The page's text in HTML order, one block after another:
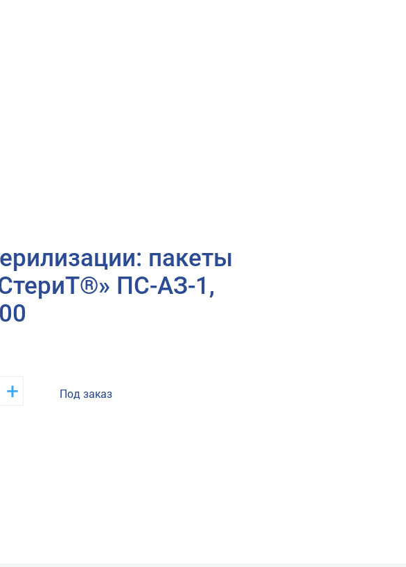
пакеты
ПС-АЗ-1,
+ Под заказ